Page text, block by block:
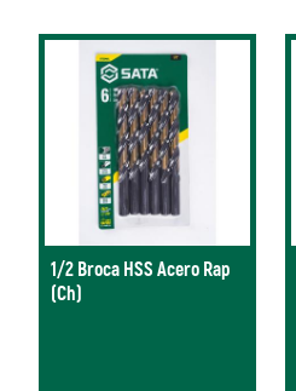
1/2 Broca HSS Acero Rap
(Ch)